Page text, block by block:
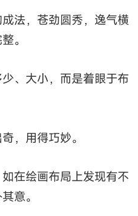
法，苍劲圆秀，逸气横
。
、大小，而是着眼于布
，用得巧妙。
在绘画布局上发现有不
意。